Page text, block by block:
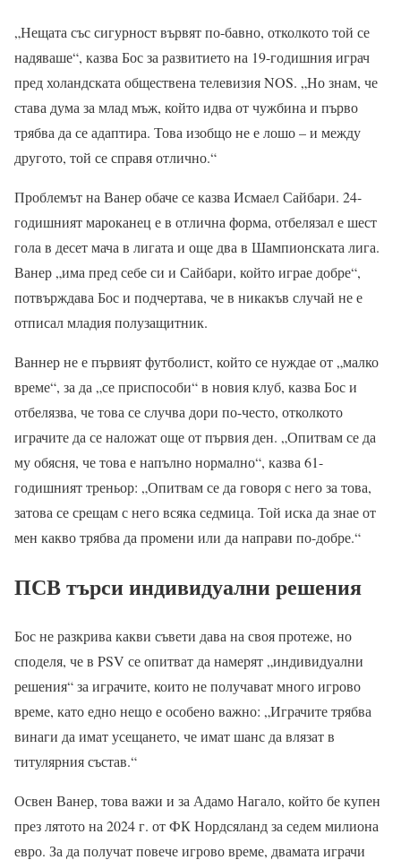
„Нещата със сигурност вървят по-бавно, отколкото той се
надяваше“, казва Бос за развитието на 19-годишния играч
пред холандската обществена телевизия NOS. „Но знам, че
става дума за млад мъж, който идва от чужбина и първо
трябва да се адаптира. Това изобщо не е лошо – и между
другото, той се справя отлично.“
Проблемът на Ванер обаче се казва Исмаел Сайбари. 24-
годишният мароканец е в отлична форма, отбелязал е шест
гола в десет мача в лигата и още два в Шампионската лига.
Ванер „има пред себе си и Сайбари, който играе добре“,
потвърждава Бос и подчертава, че в никакъв случай не е
отписал младия полузащитник.
Ваннер не е първият футболист, който се нуждае от „малко
време“, за да „се приспособи“ в новия клуб, казва Бос и
отбелязва, че това се случва дори по-често, отколкото
играчите да се наложат още от първия ден. „Опитвам се да
му обясня, че това е напълно нормално“, казва 61-
годишният треньор: „Опитвам се да говоря с него за това,
затова се срещам с него всяка седмица. Той иска да знае от
мен какво трябва да промени или да направи по-добре.“
ПСВ търси индивидуални решения
Бос не разкрива какви съвети дава на своя протеже, но
споделя, че в PSV се опитват да намерят „индивидуални
решения“ за играчите, които не получават много игрово
време, като едно нещо е особено важно: „Играчите трябва
винаги да имат усещането, че имат шанс да влязат в
титулярния състав.“
Освен Ванер, това важи и за Адамо Нагало, който бе купен
през лятото на 2024 г. от ФК Нордсяланд за седем милиона
евро. За да получат повече игрово време, двамата играчи